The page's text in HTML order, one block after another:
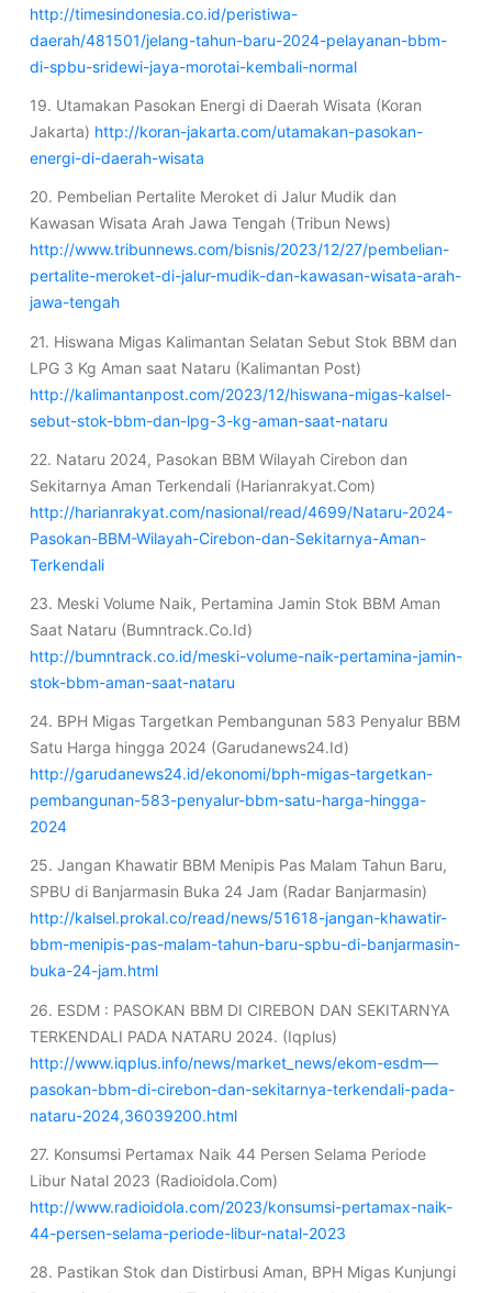
http://timesindonesia.co.id/peristiwa-
daerah/481501/jelang-tahun-baru-2024-pelayanan-bbm-
di-spbu-sridewi-jaya-morotai-kembali-normal
19. Utamakan Pasokan Energi di Daerah Wisata (Koran
Jakarta) http://koran-jakarta.com/utamakan-pasokan-
energi-di-daerah-wisata
20. Pembelian Pertalite Meroket di Jalur Mudik dan
Kawasan Wisata Arah Jawa Tengah (Tribun News)
http://www.tribunnews.com/bisnis/2023/12/27/pembelian-
pertalite-meroket-di-jalur-mudik-dan-kawasan-wisata-arah-
jawa-tengah
21. Hiswana Migas Kalimantan Selatan Sebut Stok BBM dan
LPG 3 Kg Aman saat Nataru (Kalimantan Post)
http://kalimantanpost.com/2023/12/hiswana-migas-kalsel-
sebut-stok-bbm-dan-lpg-3-kg-aman-saat-nataru
22. Nataru 2024, Pasokan BBM Wilayah Cirebon dan
Sekitarnya Aman Terkendali (Harianrakyat.Com)
http://harianrakyat.com/nasional/read/4699/Nataru-2024-
Pasokan-BBM-Wilayah-Cirebon-dan-Sekitarnya-Aman-
Terkendali
23. Meski Volume Naik, Pertamina Jamin Stok BBM Aman
Saat Nataru (Bumntrack.Co.Id)
http://bumntrack.co.id/meski-volume-naik-pertamina-jamin-
stok-bbm-aman-saat-nataru
24. BPH Migas Targetkan Pembangunan 583 Penyalur BBM
Satu Harga hingga 2024 (Garudanews24.Id)
http://garudanews24.id/ekonomi/bph-migas-targetkan-
pembangunan-583-penyalur-bbm-satu-harga-hingga-
2024
25. Jangan Khawatir BBM Menipis Pas Malam Tahun Baru,
SPBU di Banjarmasin Buka 24 Jam (Radar Banjarmasin)
http://kalsel.prokal.co/read/news/51618-jangan-khawatir-
bbm-menipis-pas-malam-tahun-baru-spbu-di-banjarmasin-
buka-24-jam.html
26. ESDM : PASOKAN BBM DI CIREBON DAN SEKITARNYA
TERKENDALI PADA NATARU 2024. (Iqplus)
http://www.iqplus.info/news/market_news/ekom-esdm—
pasokan-bbm-di-cirebon-dan-sekitarnya-terkendali-pada-
nataru-2024,36039200.html
27. Konsumsi Pertamax Naik 44 Persen Selama Periode
Libur Natal 2023 (Radioidola.Com)
http://www.radioidola.com/2023/konsumsi-pertamax-naik-
44-persen-selama-periode-libur-natal-2023
28. Pastikan Stok dan Distirbusi Aman, BPH Migas Kunjungi